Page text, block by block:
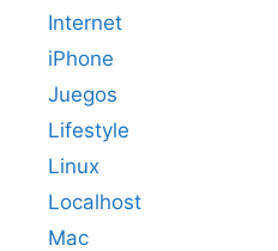
Internet
iPhone
Juegos
Lifestyle
Linux
Localhost
Mac